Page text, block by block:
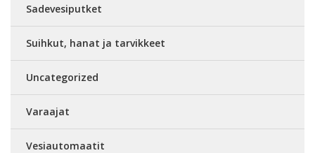
Sadevesiputket
Suihkut, hanat ja tarvikkeet
Uncategorized
Varaajat
Vesiautomaatit